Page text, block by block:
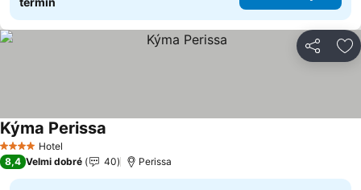
Sdílet
4 Počet hvězdiček
Hotel
Kýma Perissa
8,4 Velmi dobré 40 Perissa